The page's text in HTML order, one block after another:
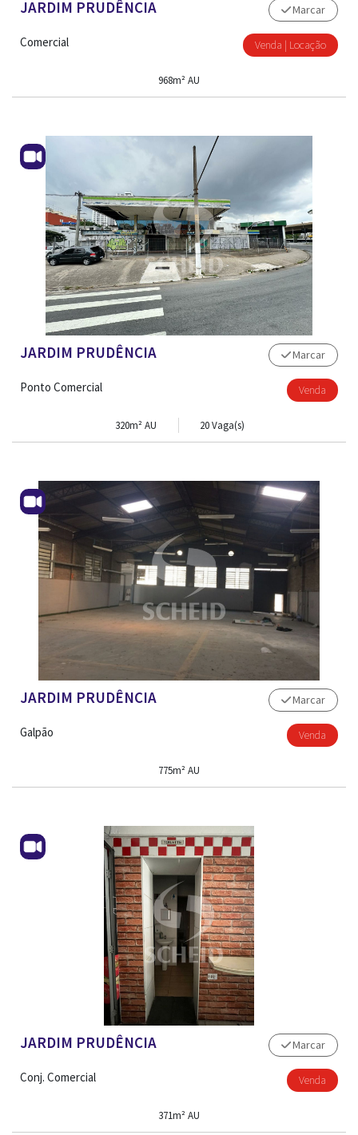
TRABALHE CONOSCO
CONTATO
JARDIM PRUDÊNCIA
Comercial
Marcar
Venda | Locação
968m² AU
JARDIM PRUDÊNCIA
Ponto Comercial
Marcar
Venda
320m² AU 20 Vaga(s)
JARDIM PRUDÊNCIA
Galpão
Marcar
Venda
775m² AU
JARDIM PRUDÊNCIA
Conj. Comercial
Marcar
Venda
371m² AU